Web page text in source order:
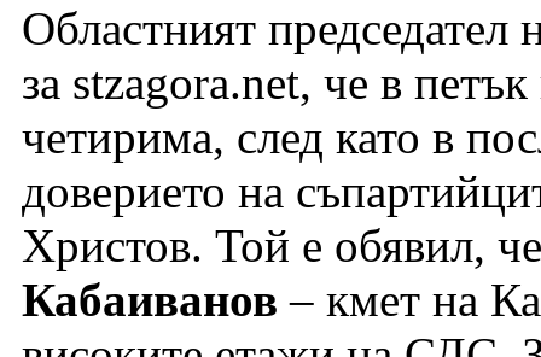
Областният
за stzagora.net, че в
четирима, след като в
доверието на
Христов. Той е обявил,
Кабаиванов – кмет на